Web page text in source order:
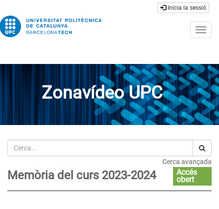
Inicia la sessió
Zonavídeo UPC
Cerca
Cerca avançada
Memòria del curs 2023-2024
Accés
obert